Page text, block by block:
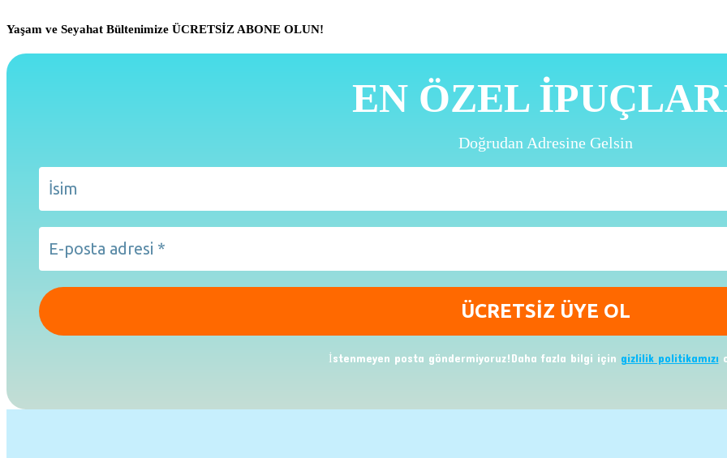
Yaşam ve Seyahat Bültenimize ÜCRETSİZ ABONE OLUN!
EN ÖZEL
Doğrudan Adresine Gelsin
İstenmeyen posta göndermiyoruz!Daha fazla bilgi için gizlilik politikamızı